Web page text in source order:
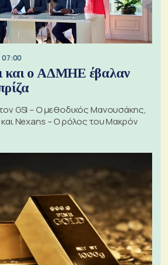
07:00
και ο ΑΔΜΗΕ έβαλαν
GSI – Ο μεθοδικός Μανουσάκης,
Nexans – Ο ρόλος του Μακρόν